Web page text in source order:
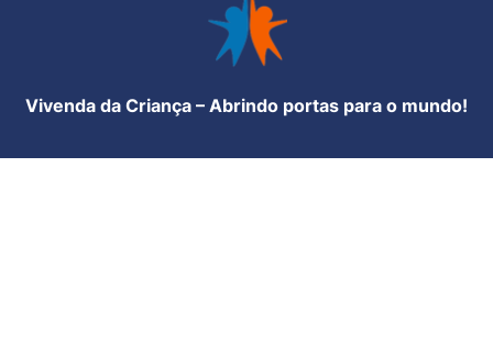
Vivenda da Criança – Abrindo portas para o mundo!